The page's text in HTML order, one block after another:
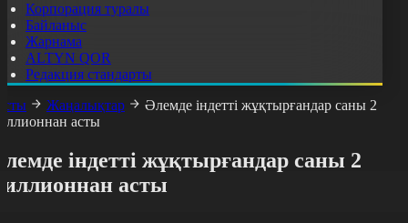
Корпорация туралы
Байланыс
Жарнама
ALTYN QOR
Редакция стандарты
Жаңалықтар
Әлемде індетті жұқтырғандар саны 2
асты
індетті жұқтырғандар саны 2
асты